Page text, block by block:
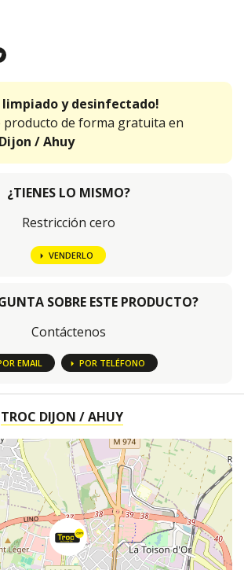
limpiado y desinfectado!
producto de forma gratuita en
/ Ahuy
¿TIENES LO MISMO?
Restricción cero
VENDERLO
SOBRE ESTE PRODUCTO?
Contáctenos
EMAIL POR TELÉFONO
TROC DIJON / AHUY